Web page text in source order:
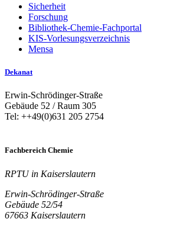
Sicherheit
Forschung
Bibliothek-Chemie-Fachportal
KIS-Vorlesungsverzeichnis
Mensa
Dekanat
Erwin-Schrödinger-Straße
Gebäude 52 / Raum 305
Tel: ++49(0)631 205 2754
Fachbereich Chemie
RPTU in Kaiserslautern
Erwin-Schrödinger-Straße
Gebäude 52/54
67663 Kaiserslautern